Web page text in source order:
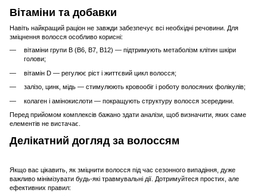
Вітаміни та добавки
Навіть найкращий раціон не завжди забезпечує всі необхідні речовини. Для
зміцнення волосся особливо корисні:
вітаміни групи B (B6, B7, B12) — підтримують метаболізм клітин шкіри
голови;
вітамін D — регулює ріст і життєвий цикл волосся;
залізо, цинк, мідь — стимулюють кровообіг і роботу волосяних фолікулів;
колаген і амінокислоти — покращують структуру волосся зсередини.
Перед прийомом комплексів бажано здати аналізи, щоб визначити, яких саме
елементів не вистачає.
Делікатний догляд за волоссям
Якщо вас цікавить, як зміцнити волосся під час сезонного випадіння, дуже
важливо мінімізувати будь-які травмувальні дії. Дотримуйтеся простих, але
ефективних правил: